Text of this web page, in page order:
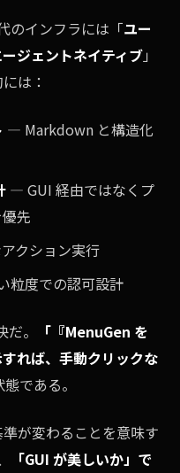
のインフラには「ユー
ジェントネイティブ」
は：
— Markdown と構造化
— GUI 経由ではなくプ
先
クション実行
粒度での認可設計
。
「『MenuGen を
れば、手動クリックな
態である。
が変わることを意味す
「GUI が美しいか」で